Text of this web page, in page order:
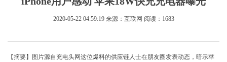
2020-05-22 04:59:19 来源：互联网 阅读：1683
【摘要】图片源自充电头网这位爆料的供应链人士在朋友圈发表动态，暗示苹